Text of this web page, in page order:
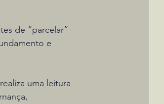
de “parcelar”
e
uma leitura